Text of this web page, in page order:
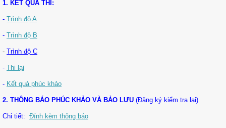
1. KẾT QUẢ THI:
- Trình độ A
- Trình độ B
- Trình độ C
- Thi lại
- Kết quả phúc khảo
2. THÔNG BÁO PHÚC KHẢO VÀ BẢO LƯU (Đăng ký kiểm tra lại)
Chi tiết: Đính kèm thông báo